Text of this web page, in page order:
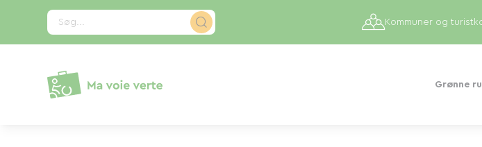
Søg...
Grønne
Kommuner og
CCookie-styringspanel